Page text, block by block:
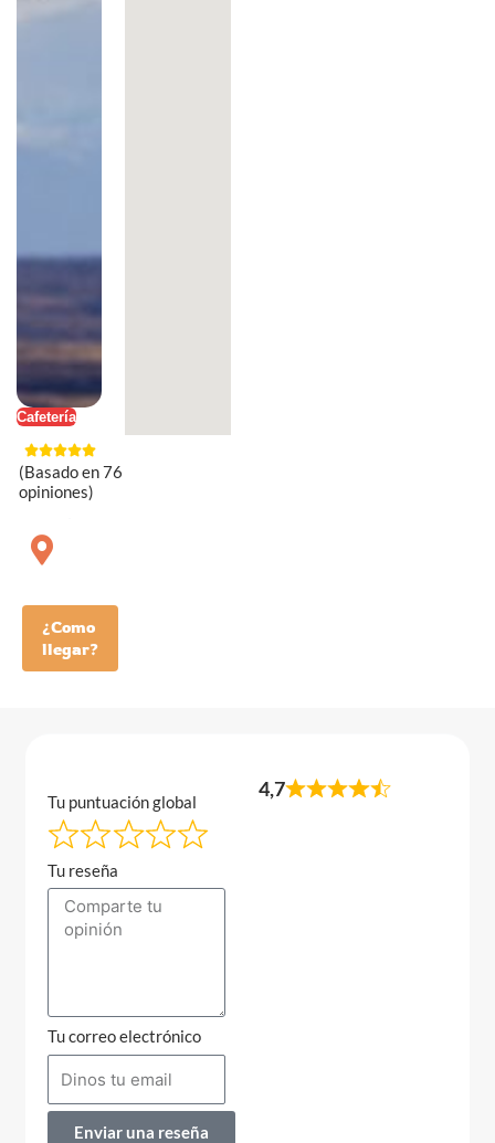
Cafetería
(Basado en 76
opiniones)
¿Como
llegar?
Tu puntuación global
Tu reseña
Tu correo electrónico
Enviar una reseña
4,7